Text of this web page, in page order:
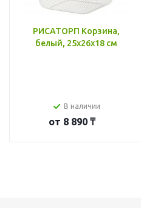
РИСАТОРП Корзина,
белый, 25x26x18 см
В наличии
от 8 890 ₸